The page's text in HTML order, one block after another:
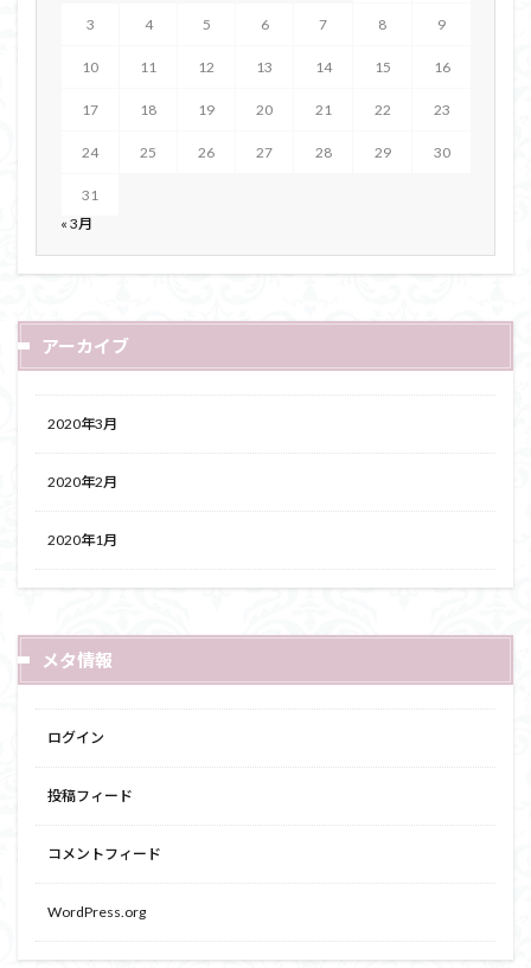
3 4 5 6 7 8 9
10 11 12 13 14 15 16
17 18 19 20 21 22 23
24 25 26 27 28 29 30
31
« 3月
アーカイブ
2020年3月
2020年2月
2020年1月
メタ情報
ログイン
投稿フィード
コメントフィード
WordPress.org